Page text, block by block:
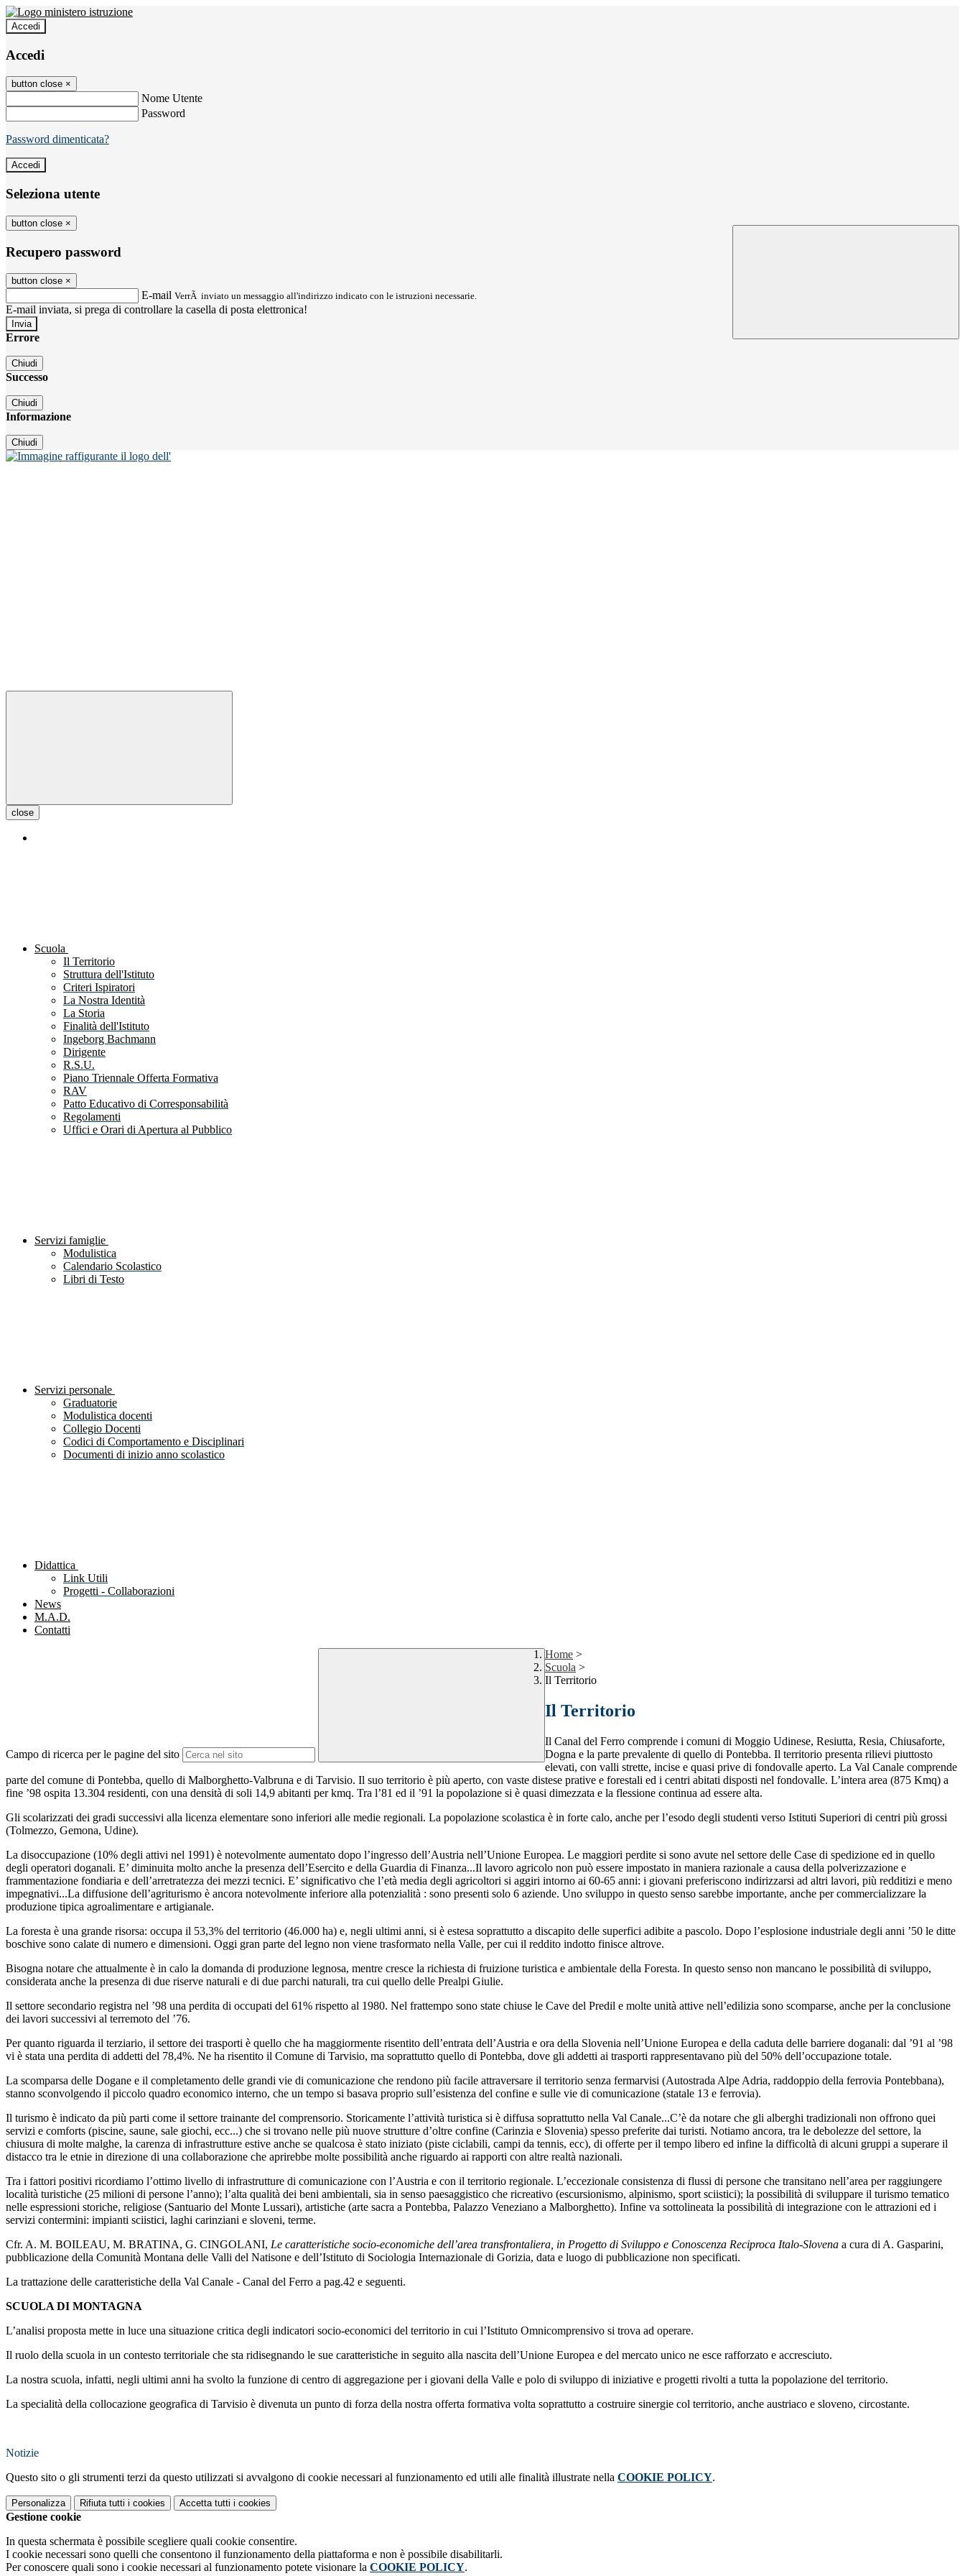
Accedi
Accedi
button close ×
Nome Utente
Password
Password dimenticata?
Seleziona utente
button close ×
Recupero password
button close ×
E-mail VerrÃ inviato un messaggio all'indirizzo indicato con le istruzioni necessarie.
E-mail inviata, si prega di controllare la casella di posta elettronica!
Errore
Chiudi
Successo
Chiudi
Informazione
Chiudi
close
Scuola
Il Territorio
Struttura dell'Istituto
Criteri Ispiratori
La Nostra Identità
La Storia
Finalità dell'Istituto
Ingeborg Bachmann
Dirigente
R.S.U.
Piano Triennale Offerta Formativa
RAV
Patto Educativo di Corresponsabilità
Regolamenti
Uffici e Orari di Apertura al Pubblico
Servizi famiglie
Modulistica
Calendario Scolastico
Libri di Testo
Servizi personale
Graduatorie
Modulistica docenti
Collegio Docenti
Codici di Comportamento e Disciplinari
Documenti di inizio anno scolastico
Didattica
Link Utili
Progetti - Collaborazioni
News
M.A.D.
Contatti
Campo di ricerca per le pagine del sito
Home >
Scuola >
Il Territorio
Il Territorio
Il Canal del Ferro comprende i comuni di Moggio Udinese, Resiutta, Resia, Chiusaforte,
Dogna e la parte prevalente di quello di Pontebba. Il territorio presenta rilievi piuttosto
elevati, con valli strette, incise e quasi prive di fondovalle aperto. La Val Canale comprende
parte del comune di Pontebba, quello di Malborghetto-Valbruna e di Tarvisio. Il suo territorio è più aperto, con vaste distese prative e forestali ed i centri abitati disposti nel fondovalle. L’intera area (875 Kmq) a
fine ’98 ospita 13.304 residenti, con una densità di soli 14,9 abitanti per kmq. Tra l’81 ed il ’91 la popolazione si è quasi dimezzata e la flessione continua ad essere alta.
Gli scolarizzati dei gradi successivi alla licenza elementare sono inferiori alle medie regionali. La popolazione scolastica è in forte calo, anche per l’esodo degli studenti verso Istituti Superiori di centri più grossi
(Tolmezzo, Gemona, Udine).
La disoccupazione (10% degli attivi nel 1991) è notevolmente aumentato dopo l’ingresso dell’Austria nell’Unione Europea. Le maggiori perdite si sono avute nel settore delle Case di spedizione ed in quello
degli operatori doganali. E’ diminuita molto anche la presenza dell’Esercito e della Guardia di Finanza...Il lavoro agricolo non può essere impostato in maniera razionale a causa della polverizzazione e
frammentazione fondiaria e dell’arretratezza dei mezzi tecnici. E’ significativo che l’età media degli agricoltori si aggiri intorno ai 60-65 anni: i giovani preferiscono indirizzarsi ad altri lavori, più redditizi e meno
impegnativi...La diffusione dell’agriturismo è ancora notevolmente inferiore alla potenzialità : sono presenti solo 6 aziende. Uno sviluppo in questo senso sarebbe importante, anche per commercializzare la
produzione tipica agroalimentare e artigianale.
La foresta è una grande risorsa: occupa il 53,3% del territorio (46.000 ha) e, negli ultimi anni, si è estesa soprattutto a discapito delle superfici adibite a pascolo. Dopo l’esplosione industriale degli anni ’50 le ditte
boschive sono calate di numero e dimensioni. Oggi gran parte del legno non viene trasformato nella Valle, per cui il reddito indotto finisce altrove.
Bisogna notare che attualmente è in calo la domanda di produzione legnosa, mentre cresce la richiesta di fruizione turistica e ambientale della Foresta. In questo senso non mancano le possibilità di sviluppo,
considerata anche la presenza di due riserve naturali e di due parchi naturali, tra cui quello delle Prealpi Giulie.
Il settore secondario registra nel ’98 una perdita di occupati del 61% rispetto al 1980. Nel frattempo sono state chiuse le Cave del Predil e molte unità attive nell’edilizia sono scomparse, anche per la conclusione
dei lavori successivi al terremoto del ’76.
Per quanto riguarda il terziario, il settore dei trasporti è quello che ha maggiormente risentito dell’entrata dell’Austria e ora della Slovenia nell’Unione Europea e della caduta delle barriere doganali: dal ’91 al ’98
vi è stata una perdita di addetti del 78,4%. Ne ha risentito il Comune di Tarvisio, ma soprattutto quello di Pontebba, dove gli addetti ai trasporti rappresentavano più del 50% dell’occupazione totale.
La scomparsa delle Dogane e il completamento delle grandi vie di comunicazione che rendono più facile attraversare il territorio senza fermarvisi (Autostrada Alpe Adria, raddoppio della ferrovia Pontebbana),
stanno sconvolgendo il piccolo quadro economico interno, che un tempo si basava proprio sull’esistenza del confine e sulle vie di comunicazione (statale 13 e ferrovia).
Il turismo è indicato da più parti come il settore trainante del comprensorio. Storicamente l’attività turistica si è diffusa soprattutto nella Val Canale...C’è da notare che gli alberghi tradizionali non offrono quei
servizi e comforts (piscine, saune, sale giochi, ecc...) che si trovano nelle più nuove strutture d’oltre confine (Carinzia e Slovenia) spesso preferite dai turisti. Notiamo ancora, tra le debolezze del settore, la
chiusura di molte malghe, la carenza di infrastrutture estive anche se qualcosa è stato iniziato (piste ciclabili, campi da tennis, ecc), di offerte per il tempo libero ed infine la difficoltà di alcuni gruppi a superare il
distacco tra le etnie in direzione di una collaborazione che aprirebbe molte possibilità anche riguardo ai rapporti con altre realtà nazionali.
Tra i fattori positivi ricordiamo l’ottimo livello di infrastrutture di comunicazione con l’Austria e con il territorio regionale. L’eccezionale consistenza di flussi di persone che transitano nell’area per raggiungere
località turistiche (25 milioni di persone l’anno); l’alta qualità dei beni ambientali, sia in senso paesaggistico che ricreativo (escursionismo, alpinismo, sport sciistici); la possibilità di sviluppare il turismo tematico
nelle espressioni storiche, religiose (Santuario del Monte Lussari), artistiche (arte sacra a Pontebba, Palazzo Veneziano a Malborghetto). Infine va sottolineata la possibilità di integrazione con le attrazioni ed i
servizi contermini: impianti sciistici, laghi carinziani e sloveni, terme.
Cfr. A. M. BOILEAU, M. BRATINA, G. CINGOLANI, Le caratteristiche socio-economiche dell’area transfrontaliera, in Progetto di Sviluppo e Conoscenza Reciproca Italo-Slovena a cura di A. Gasparini,
pubblicazione della Comunità Montana delle Valli del Natisone e dell’Istituto di Sociologia Internazionale di Gorizia, data e luogo di pubblicazione non specificati.
La trattazione delle caratteristiche della Val Canale - Canal del Ferro a pag.42 e seguenti.
SCUOLA DI MONTAGNA
L’analisi proposta mette in luce una situazione critica degli indicatori socio-economici del territorio in cui l’Istituto Omnicomprensivo si trova ad operare.
Il ruolo della scuola in un contesto territoriale che sta ridisegnando le sue caratteristiche in seguito alla nascita dell’Unione Europea e del mercato unico ne esce rafforzato e accresciuto.
La nostra scuola, infatti, negli ultimi anni ha svolto la funzione di centro di aggregazione per i giovani della Valle e polo di sviluppo di iniziative e progetti rivolti a tutta la popolazione del territorio.
La specialità della collocazione geografica di Tarvisio è divenuta un punto di forza della nostra offerta formativa volta soprattutto a costruire sinergie col territorio, anche austriaco e sloveno, circostante.
Notizie
Questo sito o gli strumenti terzi da questo utilizzati si avvalgono di cookie necessari al funzionamento ed utili alle finalità illustrate nella COOKIE POLICY.
Personalizza Rifiuta tutti i cookies Accetta tutti i cookies
Gestione cookie
In questa schermata è possibile scegliere quali cookie consentire.
I cookie necessari sono quelli che consentono il funzionamento della piattaforma e non è possibile disabilitarli.
Per conoscere quali sono i cookie necessari al funzionamento potete visionare la COOKIE POLICY.